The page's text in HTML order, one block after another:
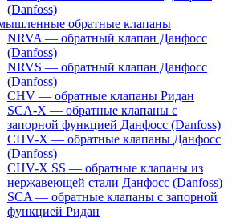
(Danfoss)
обратные клапаны
NRVA — обратный клапан Данфосс
(Danfoss)
NRVS — обратный клапан Данфосс
(Danfoss)
CHV — обратные клапаны Ридан
SCA-X — обратные клапаны с
запорной функцией Данфосс (Danfoss)
CHV-X — обратные клапаны Данфосс
(Danfoss)
CHV-X SS — обратные клапаны из
нержавеющей стали Данфосс (Danfoss)
SCA — обратные клапаны с запорной
функцией Ридан